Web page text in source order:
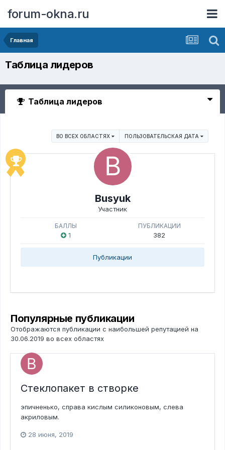
forum-okna.ru
Главная
Таблица лидеров
Таблица лидеров
ВО ВСЕХ ОБЛАСТЯХ ПОЛЬЗОВАТЕЛЬСКАЯ ДАТА
Busyuk
Участник
БАЛЛЫ
1
ПУБЛИКАЦИИ
382
Публикации
Популярные публикации
Отображаются публикации с наибольшей репутацией на
30.06.2019 во всех областях
Стеклопакет в створке
эпичненько, справа кислым силиконовым, слева
акриловым.
28 июня, 2019